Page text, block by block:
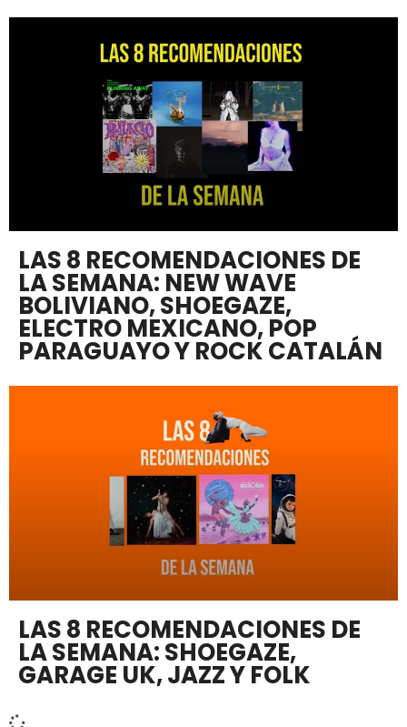
LAS 8 RECOMENDACIONES DE
LA SEMANA: NEW WAVE
BOLIVIANO, SHOEGAZE,
ELECTRO MEXICANO, POP
PARAGUAYO Y ROCK CATALÁN
LAS 8 RECOMENDACIONES DE
LA SEMANA: SHOEGAZE,
GARAGE UK, JAZZ Y FOLK